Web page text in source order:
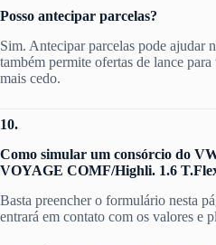
Posso antecipar parcelas?
Sim. Antecipar parcelas pode ajudar
também permite ofertas de lance
mais cedo.
10.
Como simular um consórcio do
VOYAGE COMF/Highli. 1.6
Basta preencher o formulário nesta
entrará em contato com os valores e